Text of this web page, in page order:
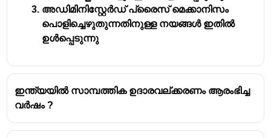
അഡിമിനിസ്റ്റേർഡ് പ്രൈസ് മെക്കാനിസം
പൊളിച്ചെഴുതുന്നതിനുള്ള നയങ്ങൾ ഇതിൽ
ഉൾപ്പെടുന്നു
ഇന്ത്യയിൽ സാമ്പത്തിക ഉദാരവല്ക്കരണം ആരംഭിച്ച
വർഷം ?